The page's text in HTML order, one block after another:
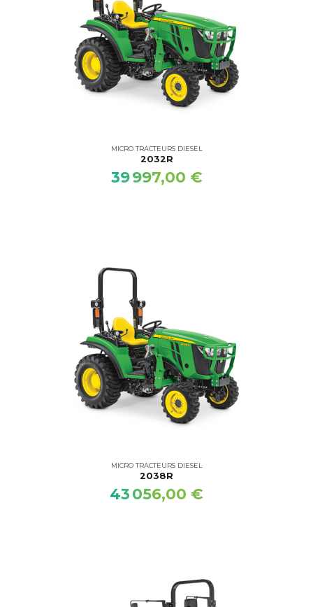
MICRO TRACTEURS DIESEL
2032R
39 997,00 €
MICRO TRACTEURS DIESEL
2038R
43 056,00 €